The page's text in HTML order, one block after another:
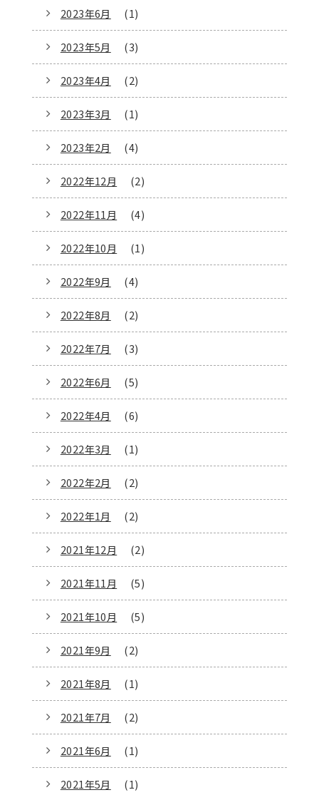
2023年6月 (1)
2023年5月 (3)
2023年4月 (2)
2023年3月 (1)
2023年2月 (4)
2022年12月 (2)
2022年11月 (4)
2022年10月 (1)
2022年9月 (4)
2022年8月 (2)
2022年7月 (3)
2022年6月 (5)
2022年4月 (6)
2022年3月 (1)
2022年2月 (2)
2022年1月 (2)
2021年12月 (2)
2021年11月 (5)
2021年10月 (5)
2021年9月 (2)
2021年8月 (1)
2021年7月 (2)
2021年6月 (1)
2021年5月 (1)